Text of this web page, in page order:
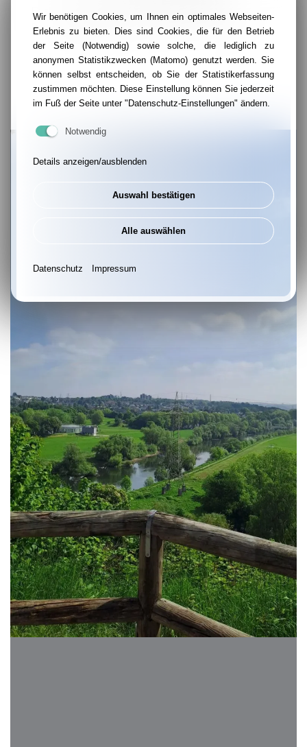
Es sind alle herzlich eingeladen, die Lust auf
Bewegung haben!
Wir benötigen Cookies, um Ihnen ein optimales Webseiten-
Erlebnis zu bieten. Dies sind Cookies, die für den Betrieb
der Seite (Notwendig) sowie solche, die lediglich zu
anonymen Statistikzwecken (Matomo) genutzt werden. Sie
können selbst entscheiden, ob Sie der Statistikerfassung
zustimmen möchten. Diese Einstellung können Sie jederzeit
im Fuß der Seite unter "Datenschutz-Einstellungen" ändern.
Notwendig
Details anzeigen/ausblenden
Auswahl bestätigen
Alle auswählen
Datenschutz Impressum